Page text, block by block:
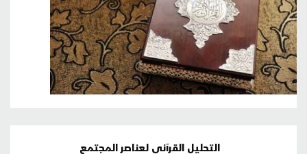
التحليل القرآني لعناصر المجتمع